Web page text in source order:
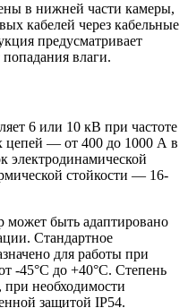
в нижней части камеры,
кабелей через кабельные
предусматривает
влаги.
6 или 10 кВ при частоте
цепей — от 400 до 1000 А в
электродинамической
стойкости — 16-
может быть адаптировано
Стандартное
для работы при
-45°C до +40°C. Степень
необходимости
защитой IP54.